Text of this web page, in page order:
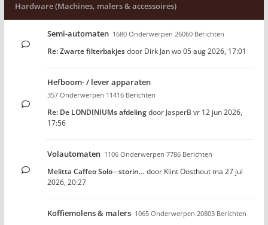
Hardware (Machines, malers & accessoires)
Semi-automaten 1680 Onderwerpen 26060 Berichten
Re: Zwarte filterbakjesdoor Dirk Janwo 05 aug 2026, 17:01
Hefboom- / lever apparaten
357 Onderwerpen 11416 Berichten
Re: De LONDINIUMs afdelingdoor JasperB vr 12 jun 2026,
17:56
Volautomaten 1106 Onderwerpen 7786 Berichten
Melitta Caffeo Solo - storin… door Klint Oosthout ma 27 jul
2026, 20:27
Koffiemolens & malers 1065 Onderwerpen 20803 Berichten